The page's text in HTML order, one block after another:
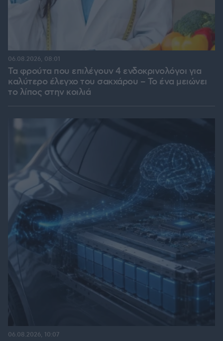
Τα φρούτα που επιλέγουν 4 ενδοκρινολόγοι για
καλύτερο έλεγχο του σακχάρου – Το ένα μειώνει
το λίπος στην κοιλιά
06.08.2026, 08:01
06.08.2026, 10:07